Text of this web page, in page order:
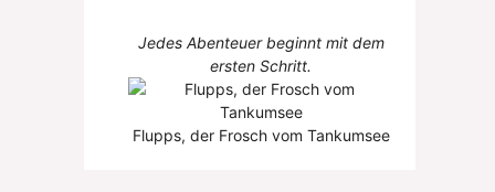
Jedes Abenteuer beginnt mit dem
ersten Schritt.
Flupps, der Frosch vom Tankumsee